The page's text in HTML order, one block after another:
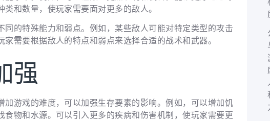
和数量，使玩家需要面对更多的敌人。
的特殊能力和弱点。例如，某些敌人可能对特定类型的攻击
需要根据敌人的特点和弱点来选择合适的战术和武器。
强
加游戏的难度，可以加强生存要素的影响。例如，可以增加饥
物和水源。可以引入更多的疾病和伤害机制，使玩家需要更